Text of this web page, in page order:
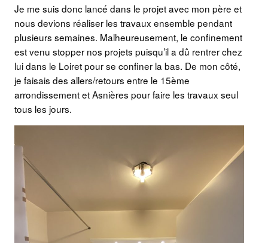
Je me suis donc lancé dans le projet avec mon père et
nous devions réaliser les travaux ensemble pendant
plusieurs semaines. Malheureusement, le confinement
est venu stopper nos projets puisqu’il a dû rentrer chez
lui dans le Loiret pour se confiner la bas. De mon côté,
je faisais des allers/retours entre le 15ème
arrondissement et Asnières pour faire les travaux seul
tous les jours.